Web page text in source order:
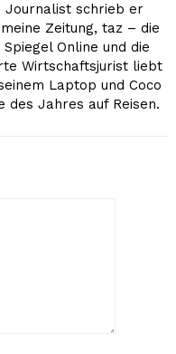
Journalist schrieb er
Zeitung, taz – die
Online und die
Wirtschaftsjurist liebt
Laptop und Coco
Jahres auf Reisen.